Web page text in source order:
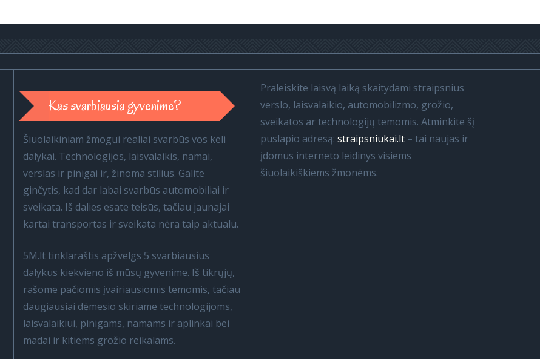
Kas svarbiausia gyvenime?
Šiuolaikiniam žmogui realiai svarbūs vos keli
dalykai. Technologijos, laisvalaikis, namai,
verslas ir pinigai ir, žinoma stilius. Galite
ginčytis, kad dar labai svarbūs automobiliai ir
sveikata. Iš dalies esate teisūs, tačiau jaunajai
kartai transportas ir sveikata nėra taip aktualu.
5M.lt tinklaraštis apžvelgs 5 svarbiausius
dalykus kiekvieno iš mūsų gyvenime. Iš tikrųjų,
rašome pačiomis įvairiausiomis temomis, tačiau
daugiausiai dėmesio skiriame technologijoms,
laisvalaikiui, pinigams, namams ir aplinkai bei
madai ir kitiems grožio reikalams.
Praleiskite laisvą laiką skaitydami straipsnius
verslo, laisvalaikio, automobilizmo, grožio,
sveikatos ar technologijų temomis. Atminkite šį
puslapio adresą: straipsniukai.lt– tai naujas ir
įdomus interneto leidinys visiems
šiuolaikiškiems žmonėms.